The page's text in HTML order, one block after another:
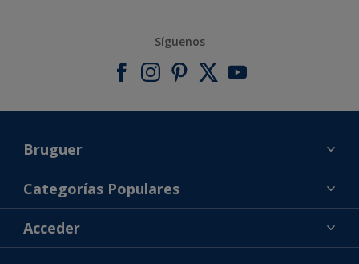
Síguenos
Bruguer
Acerca de Bruguer
Contacta con nosotros
Buscar una tienda
Categorías Populares
Colores
Productos
Acceder